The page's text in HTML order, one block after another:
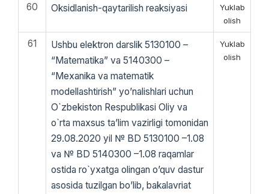
60 Oksidlanish-qaytarilish reaksiyasi
Yuklab
olish
61
Ushbu elektron darslik 5130100 –
“Matematika” va 5140300 –
“Mexanika va matematik
modellashtirish” yo’nalishlari uchun
O`zbеkistоn Rеspublikasi Оliy va
o`rta maхsus ta’lim vazirligi tomonidan
29.08.2020 yil № BD 5130100 –1.08
va № BD 5140300 –1.08 raqamlar
ostida ro`yxatga olingan o’quv dastur
asosida tuzilgan bo’lib, bakalavriat
Yuklab
olish